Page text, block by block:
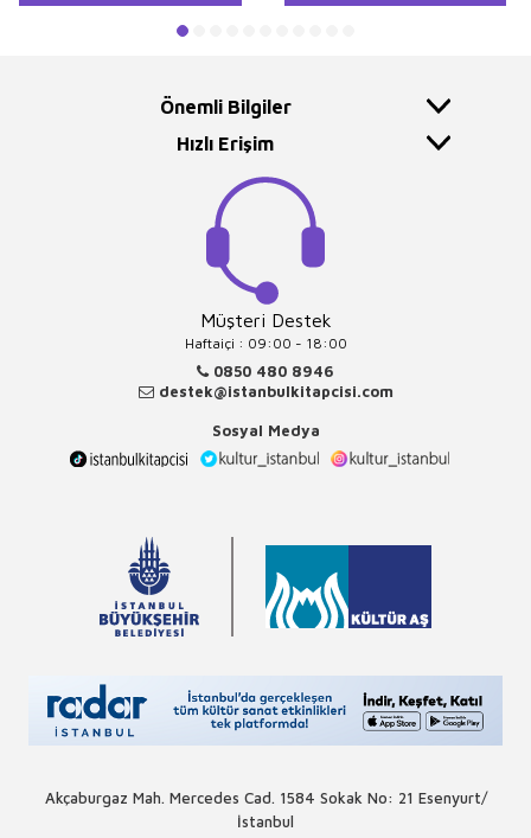
Önemli Bilgiler
Hızlı Erişim
Müşteri Destek
Haftaiçi : 09:00 - 18:00
0850 480 8946
destek@istanbulkitapcisi.com
Sosyal Medya
Akçaburgaz Mah. Mercedes Cad. 1584 Sokak No: 21 Esenyurt/
İstanbul